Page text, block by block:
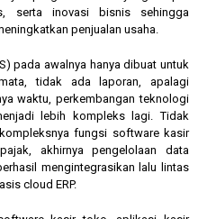
serta inovasi bisnis sehingga
penjualan usaha.
pada awalnya hanya dibuat untuk
tidak ada laporan, apalagi
waktu, perkembangan teknologi
lebih kompleks lagi. Tidak
fungsi software kasir
akhirnya pengelolaan data
mengintegrasikan lalu lintas
cloud ERP.